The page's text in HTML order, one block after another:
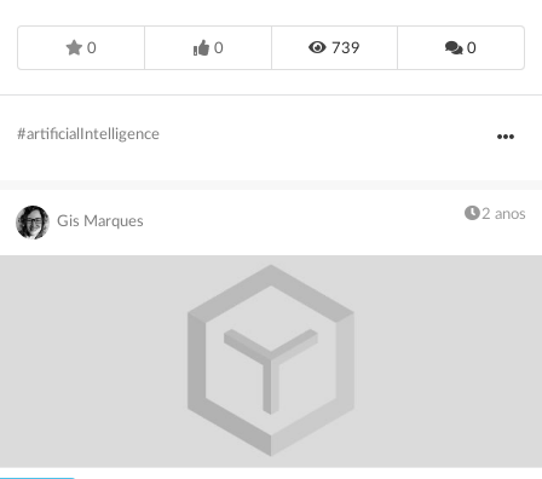
0 0 739 0
#artificialIntelligence
Gis Marques 2 anos